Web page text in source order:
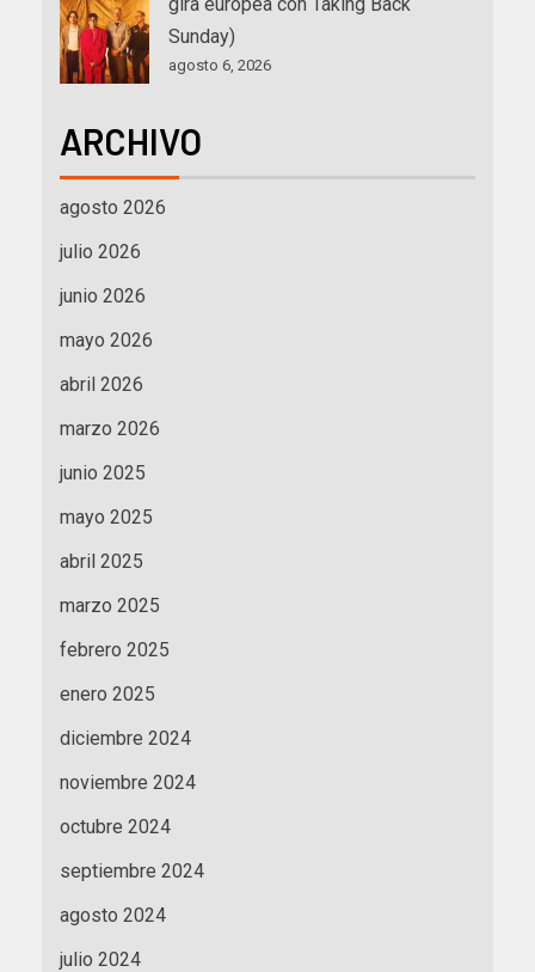
Sunday)
agosto 6, 2026
ARCHIVO
agosto 2026
julio 2026
junio 2026
mayo 2026
abril 2026
marzo 2026
junio 2025
mayo 2025
abril 2025
marzo 2025
febrero 2025
enero 2025
diciembre 2024
noviembre 2024
octubre 2024
septiembre 2024
agosto 2024
julio 2024